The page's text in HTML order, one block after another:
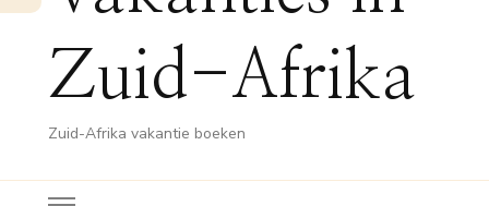
Zuid-Afrika
Zuid-Afrika vakantie boeken